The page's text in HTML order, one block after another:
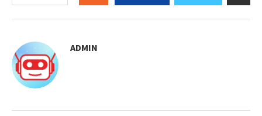
ADMIN